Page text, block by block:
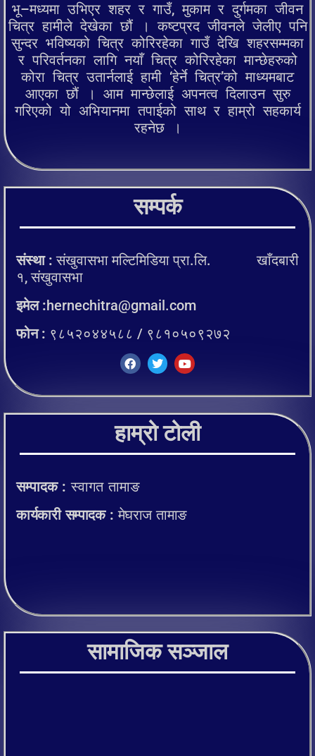
भू–मध्यमा उभिएर शहर र गाउँ, मुकाम र दुर्गमका जीवन
चित्र हामीले देखेका छौं । कष्टप्रद जीवनले जेलीए पनि
सुन्दर भविष्यको चित्र कोरिरहेका गाउँ देखि शहरसम्मका
र परिवर्तनका लागि नयाँ चित्र कोरिरहेका मान्छेहरुको
कोरा चित्र उतार्नलाई हामी ‘हेर्ने चित्र’को माध्यमबाट
आएका छौं । आम मान्छेलाई अपनत्व दिलाउन सुरु
गरिएको यो अभियानमा तपाईको साथ र हाम्रो सहकार्य
रहनेछ ।
सम्पर्क
संस्था : संखुवासभा मल्टिमिडिया प्रा.लि. खाँदबारी
१, संखुवासभा
इमेल :hernechitra@gmail.com
फोन : ९८५२०४४५८८ / ९८१०५०९२७२
हाम्रो टोली
सम्पादक :स्वागत तामाङ
कार्यकारी सम्पादक :मेघराज तामाङ
सामाजिक सञ्जाल